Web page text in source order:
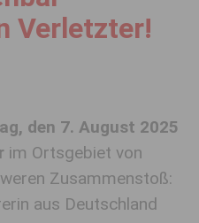
Verletzter!
den 7. August 2025
im Ortsgebiet von
Zusammenstoß:
aus Deutschland